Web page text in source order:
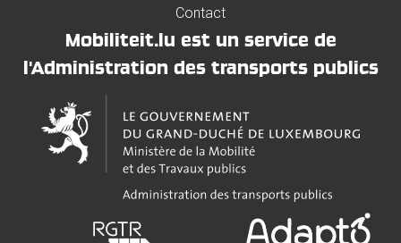
Contact
Mobiliteit.lu est un service de
l'Administration des transports publics